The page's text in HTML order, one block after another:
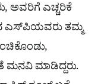
ಅವರಿಗೆ ಎಚ್ಚರಿಕೆ
ಎಸ್​ಪಿಯವರು ತಮ್ಮ
ಮನವಿ ಮಾಡಿದ್ದರು.